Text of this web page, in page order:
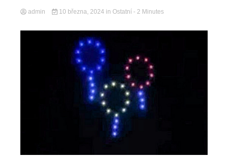
admin 10 března, 2024 in Ostatní - 2 Minutes